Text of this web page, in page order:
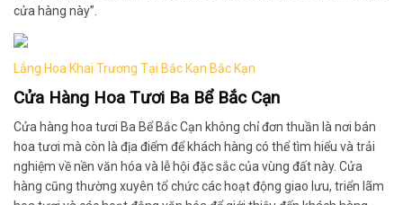
cửa hàng này”.
Lẳng Hoa Khai Trương Tại Bắc Kạn Bắc Kạn
Cửa Hàng Hoa Tươi Ba Bể Bắc Cạn
Cửa hàng hoa tươi Ba Bể Bắc Cạn không chỉ đơn thuần là nơi bán
hoa tươi mà còn là địa điểm để khách hàng có thể tìm hiểu và trải
nghiệm về nền văn hóa và lễ hội đặc sắc của vùng đất này. Cửa
hàng cũng thường xuyên tổ chức các hoạt động giao lưu, triển lãm